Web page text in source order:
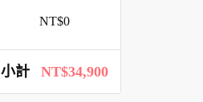
NT$0
小計 NT$34,900